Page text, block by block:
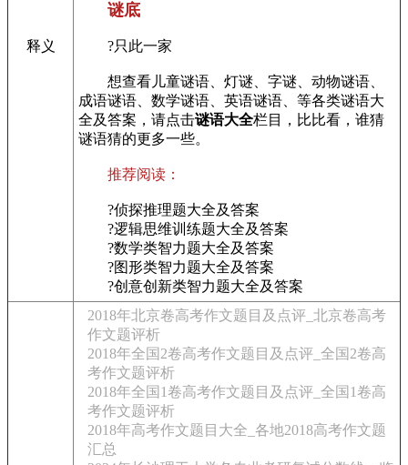
释义
谜底
?只此一家
想查看儿童谜语、灯谜、字谜、动物谜语、
成语谜语、数学谜语、英语谜语、等各类谜语大
全及答案，请点击谜语大全栏目，比比看，谁猜
谜语猜的更多一些。
推荐阅读：
?侦探推理题大全及答案
?逻辑思维训练题大全及答案
?数学类智力题大全及答案
?图形类智力题大全及答案
?创意创新类智力题大全及答案
2018年北京卷高考作文题目及点评_北京卷高考
作文题评析
2018年全国2卷高考作文题目及点评_全国2卷高
考作文题评析
2018年全国1卷高考作文题目及点评_全国1卷高
考作文题评析
2018年高考作文题目大全_各地2018高考作文题
汇总